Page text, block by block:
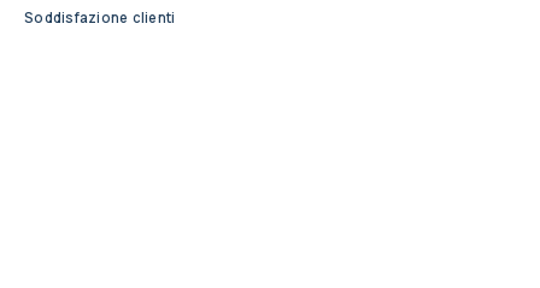
Soddisfazione clienti